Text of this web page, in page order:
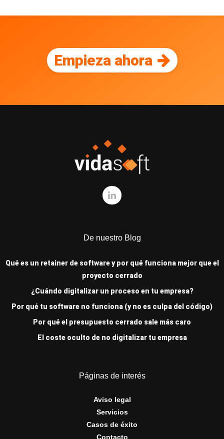
Empieza ahora
De nuestro Blog
Qué es un retainer de software y por qué funciona mejor que el
proyecto cerrado
¿Cuándo digitalizar un proceso en tu empresa?
Por qué tu software no funciona (y no es culpa del código)
Por qué el presupuesto cerrado sale más caro
El coste oculto de no digitalizar tu empresa
Páginas de interés
Aviso legal
Servicios
Casos de éxito
Contacto